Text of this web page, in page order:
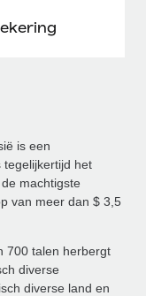
is een
tegelijkertijd het
machtigste
van meer dan $ 3,5
700 talen herbergt
diverse
diverse land en